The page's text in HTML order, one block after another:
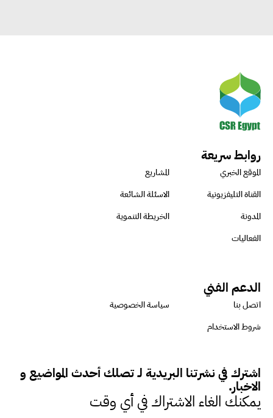
روابط سريعة
الموقع الخبري
المشاريع
القناة التليفزيونية
الاسئلة الشائعة
المدونة
الخريطة التنموية
الفعاليات
الدعم الفني
اتصل بنا
سياسة الخصوصية
شروط الاستخدام
اشترك في نشرتنا البريدية لـ تصلك أحدث المواضيع و
الاخبار.
يمكنك الغاء الاشتراك في أي وقت